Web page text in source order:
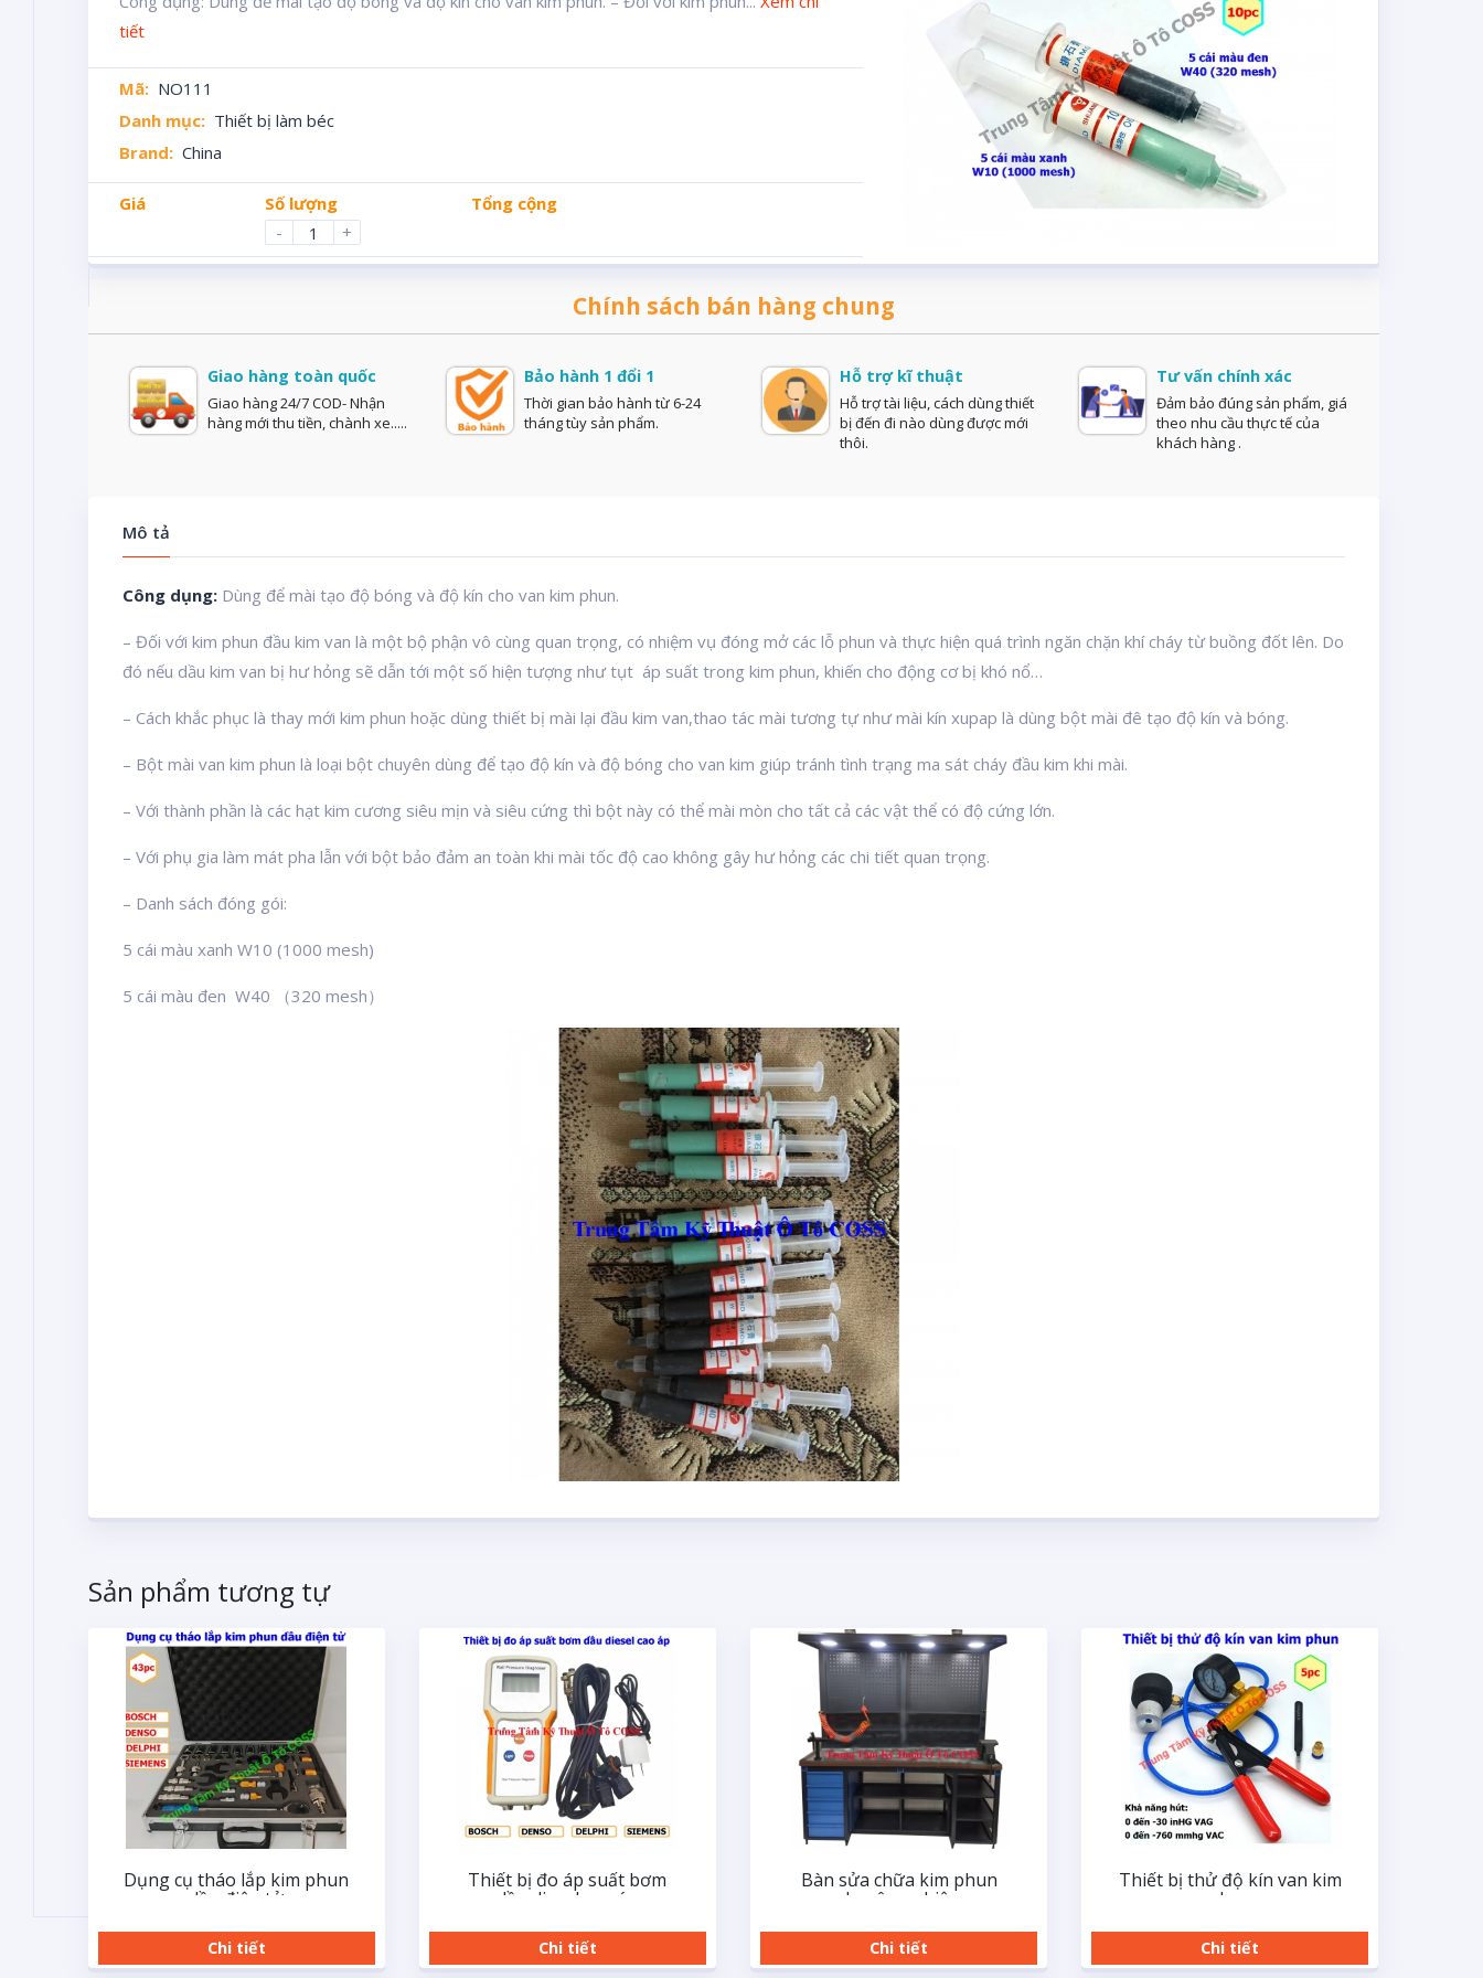
tiết
Mã: NO111
Danh mục: Thiết bị làm béc
Brand: China
Giá
Số lượng
-
+
Tổng cộng
Chính sách bán hàng chung
Giao hàng toàn quốc
Giao hàng 24/7 COD- Nhận
hàng mới thu tiền, chành xe.....
Bảo hành 1 đổi 1
Thời gian bảo hành từ 6-24
tháng tùy sản phẩm.
Hỗ trợ kĩ thuật
Hỗ trợ tài liệu, cách dùng thiết
bị đến đi nào dùng được mới
thôi.
Tư vấn chính xác
Đảm bảo đúng sản phẩm, giá
theo nhu cầu thực tế của
khách hàng .
Mô tả
Công dụng:Dùng để mài tạo độ bóng và độ kín cho van kim phun.
– Đối với kim phun đầu kim van là một bộ phận vô cùng quan trọng, có nhiệm vụ đóng mở các lỗ phun và thực hiện quá trình ngăn chặn khí cháy từ buồng đốt lên. Do
đó nếu dầu kim van bị hư hỏng sẽ dẫn tới một số hiện tượng như tụt áp suất trong kim phun, khiến cho động cơ bị khó nổ…
– Cách khắc phục là thay mới kim phun hoặc dùng thiết bị mài lại đầu kim van,thao tác mài tương tự như mài kín xupap là dùng bột mài đê tạo độ kín và bóng.
– Bột mài van kim phun là loại bột chuyên dùng để tạo độ kín và độ bóng cho van kim giúp tránh tình trạng ma sát cháy đầu kim khi mài.
– Với thành phần là các hạt kim cương siêu mịn và siêu cứng thì bột này có thể mài mòn cho tất cả các vật thể có độ cứng lớn.
– Với phụ gia làm mát pha lẫn với bột bảo đảm an toàn khi mài tốc độ cao không gây hư hỏng các chi tiết quan trọng.
– Danh sách đóng gói:
5 cái màu xanh W10 (1000 mesh)
5 cái màu đen W40 （320 mesh）
Sản phẩm tương tự
Dụng cụ tháo lắp kim phun
dầu điện tử
Chi tiết
Thiết bị đo áp suất bơm
dầu diesel cao áp
Chi tiết
Bàn sửa chữa kim phun
chuyên nghiệp
Chi tiết
Thiết bị thử độ kín van kim
phun
Chi tiết